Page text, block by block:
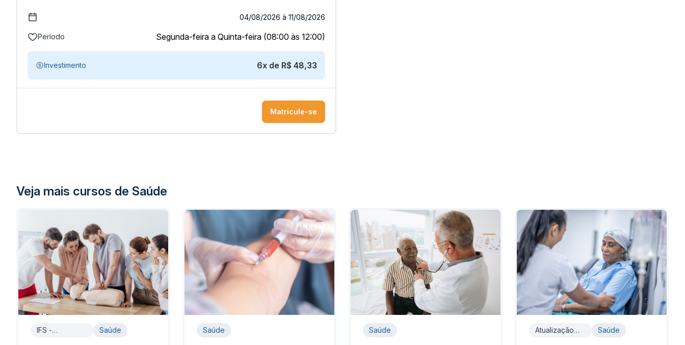
04/08/2026 à 11/08/2026
Período Segunda-feira a Quinta-feira (08:00 às 12:00)
Investimento 6x de R$ 48,33
Matricule-se
Veja mais cursos de Saúde
IFS -
Assistência à
Saúde Saúde Saúde
Atualização
Saúde